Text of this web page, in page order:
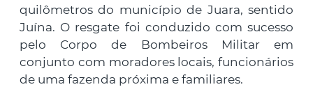
quilômetros do município de Juara, sentido
Juína. O resgate foi conduzido com sucesso
pelo Corpo de Bombeiros Militar em
conjunto com moradores locais, funcionários
de uma fazenda próxima e familiares.